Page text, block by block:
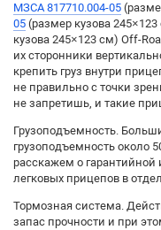
МЗСА 817710.004-05
05 (размер кузова
кузова 245×123 см) Off-
их сторонники
крепить груз внутри
не правильно с точки
не запретишь, и такие
Грузоподъемность.
грузоподъемность около
расскажем о гарантийной
легковых прицепов в
Тормозная система.
запас прочности и при